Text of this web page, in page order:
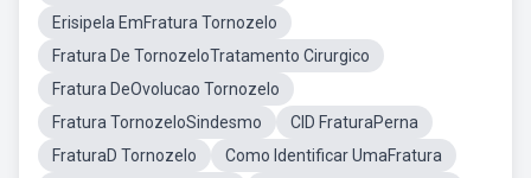
Erisipela EmFratura Tornozelo
Fratura De TornozeloTratamento Cirurgico
Fratura DeOvolucao Tornozelo
Fratura TornozeloSindesmo
CID FraturaPerna
FraturaD Tornozelo
Como Identificar UmaFratura